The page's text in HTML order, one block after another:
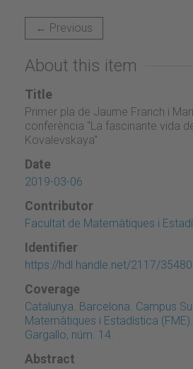
← Previous
About this item
Title
Primer pla de Jaume Franch i
conferència "La fascinante vida
Kovalevskaya"
Date
2019-03-06
Contributor
Facultat de Matemàtiques i
Identifier
https://hdl.handle.net/2117/
Coverage
Catalunya. Barcelona. Campus
Matemàtiques i Estadística
Gargallo, núm. 14.
Abstract